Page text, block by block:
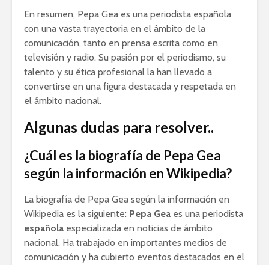
En resumen, Pepa Gea es una periodista española
con una vasta trayectoria en el ámbito de la
comunicación, tanto en prensa escrita como en
televisión y radio. Su pasión por el periodismo, su
talento y su ética profesional la han llevado a
convertirse en una figura destacada y respetada en
el ámbito nacional.
Algunas dudas para resolver..
¿Cuál es la biografía de Pepa Gea
según la información en Wikipedia?
La biografía de Pepa Gea según la información en
Wikipedia es la siguiente: Pepa Gea es una periodista
española especializada en noticias de ámbito
nacional. Ha trabajado en importantes medios de
comunicación y ha cubierto eventos destacados en el